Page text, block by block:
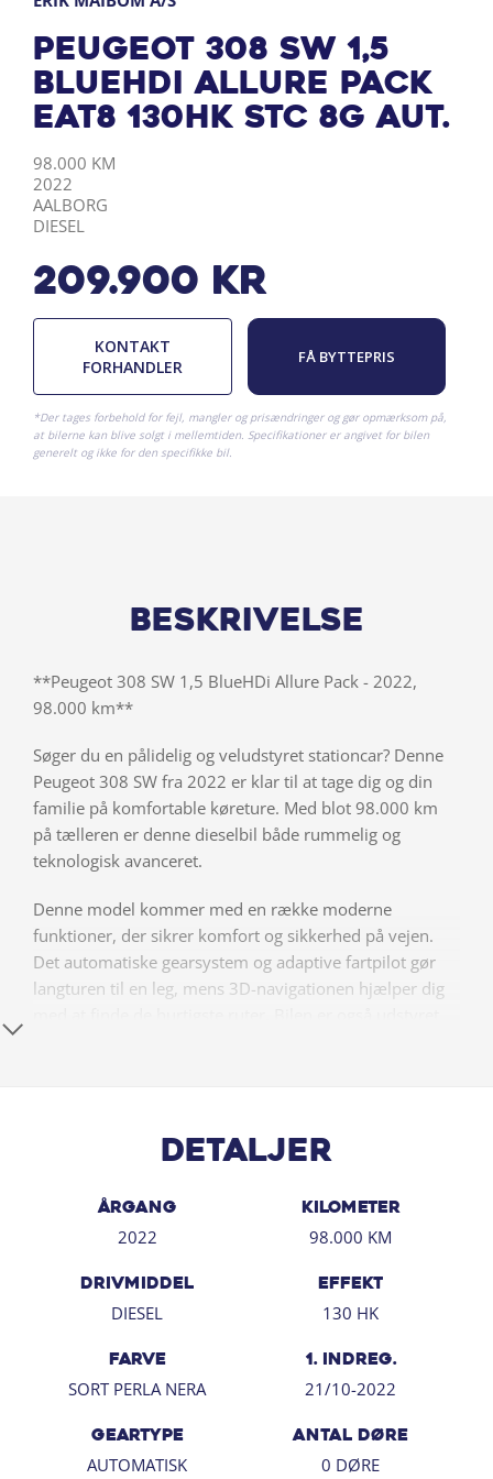
Peugeot 308 SW 1,5
BlueHDi Allure Pack
EAT8 130HK Stc 8g Aut.
KILOMETER
98.000 KM
ÅRGANG
2022
BY
AALBORG
DRIVMIDDEL
DIESEL
209.900 kr
KONTAKT
FORHANDLER
FÅ BYTTEPRIS
*Der tages forbehold for fejl, mangler og prisændringer og gør opmærksom på,
at bilerne kan blive solgt i mellemtiden. Specifikationer er angivet for bilen
generelt og ikke for den specifikke bil.
Beskrivelse
**Peugeot 308 SW 1,5 BlueHDi Allure Pack - 2022,
98.000 km**
Søger du en pålidelig og veludstyret stationcar? Denne
Peugeot 308 SW fra 2022 er klar til at tage dig og din
familie på komfortable køreture. Med blot 98.000 km
på tælleren er denne dieselbil både rummelig og
teknologisk avanceret.
Denne model kommer med en række moderne
funktioner, der sikrer komfort og sikkerhed på vejen.
Det automatiske gearsystem og adaptive fartpilot gør
langturen til en leg, mens 3D-navigationen hjælper dig
For dem, der har brug for at trække en trailer, er
anhængertrækket aftageligt — perfekt til fleksible
**Hovedudstyr:**
- Adaptiv fartpilot
- 3D Navigation
- Apple CarPlay & Android Auto
- Bakkamera
- LED forlygter
Detaljer
ÅRGANG
2022
KILOMETER
98.000 KM
DRIVMIDDEL
DIESEL
EFFEKT
130 HK
FARVE
SORT PERLA NERA
1. INDREG.
21/10-2022
GEARTYPE
AUTOMATISK
ANTAL DØRE
0 DØRE